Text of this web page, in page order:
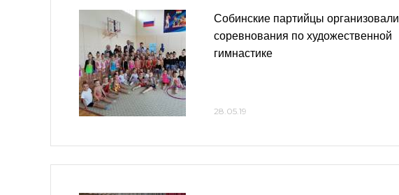
Собинские партийцы организовали
соревнования по художественной
гимнастике
28.05.19